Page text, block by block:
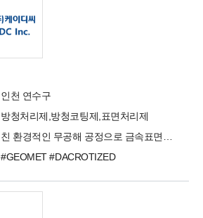
인천 연수구
방청처리제,방청코팅제,표면처리제
#GEOMET #DACROTIZED